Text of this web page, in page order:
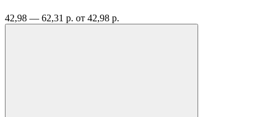
42,98 — 62,31 р. от 42,98 р.